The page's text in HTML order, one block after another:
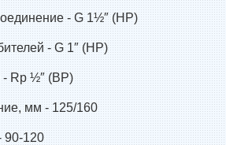
-G 1½″ (НР)
-G 1″ (НР)
-Rp ½″ (ВР)
мм -125/160
90-120